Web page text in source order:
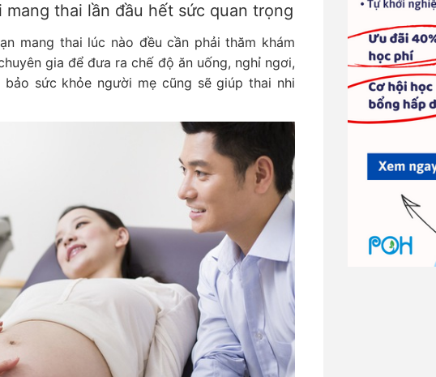
thai lần đầu hết sức quan trọng
mang thai lúc nào đều cần phải thăm khám
gia để đưa ra chế độ ăn uống, nghỉ ngơi,
sức khỏe người mẹ cũng sẽ giúp thai nhi